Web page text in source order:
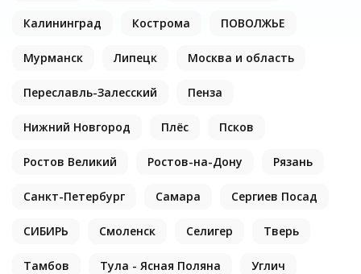
Калининград Кострома ПОВОЛЖЬЕ
Мурманск Липецк Москва и область
Переславль-Залесский Пенза
Нижний Новгород Плёс Псков
Ростов Великий Ростов-на-Дону Рязань
Санкт-Петербург Самара Сергиев Посад
СИБИРЬ Смоленск Селигер Тверь
Тамбов Тула - Ясная Поляна Углич